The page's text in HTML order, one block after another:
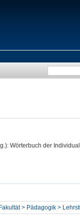
Wörterbuch der
> Pädagogik >